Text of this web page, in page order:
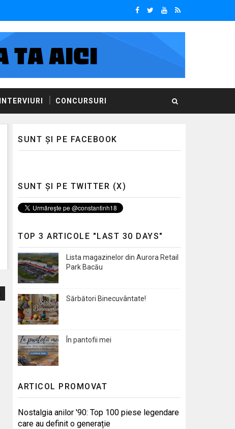
INTERVIURI CONCURSURI
SUNT ȘI PE FACEBOOK
SUNT ȘI PE TWITTER (X)
TOP 3 ARTICOLE "LAST 30 DAYS"
Lista magazinelor din Aurora Retail
Park Bacău
Sărbători Binecuvântate!
În pantofii mei
ARTICOL PROMOVAT
Nostalgia anilor '90: Top 100 piese legendare
care au definit o generație